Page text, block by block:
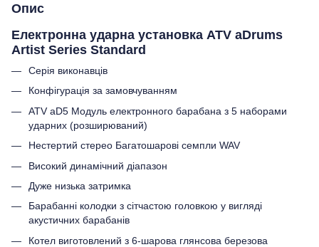
Опис
Електронна ударна установка ATV aDrums
Artist Series Standard
Серія виконавців
Конфігурація за замовчуванням
ATV aD5 Модуль електронного барабана з 5 наборами
ударних (розширюваний)
Нестертий стерео Багатошарові семпли WAV
Високий динамічний діапазон
Дуже низька затримка
Барабанні колодки з сітчастою головкою у вигляді
акустичних барабанів
Котел виготовлений з 6-шарова глянсова березова